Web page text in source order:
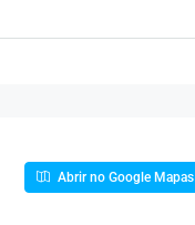
Abrir no Google Mapas